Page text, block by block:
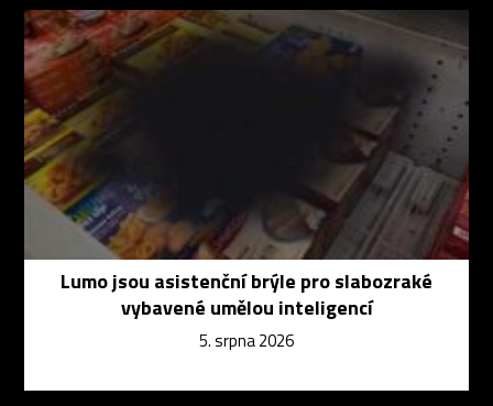
Lumo jsou asistenční brýle pro slabozraké
vybavené umělou inteligencí
5. srpna 2026